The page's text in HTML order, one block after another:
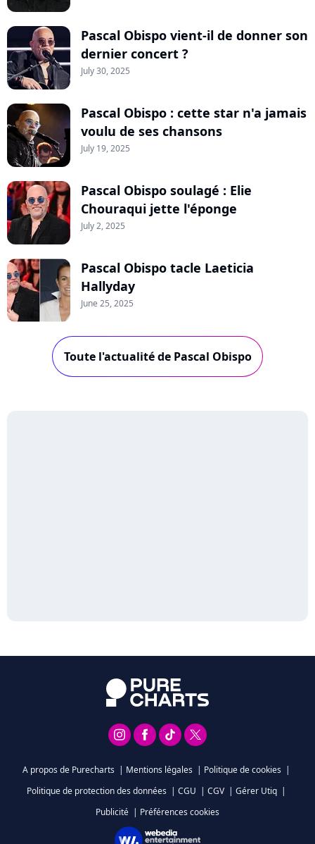
Pascal Obispo vient-il de donner son
dernier concert ?
July 30, 2025
Pascal Obispo : cette star n'a jamais
voulu de ses chansons
July 19, 2025
Pascal Obispo soulagé : Elie
Chouraqui jette l'éponge
July 2, 2025
Pascal Obispo tacle Laeticia
Hallyday
June 25, 2025
Toute l'actualité de Pascal Obispo
A propos de Purecharts | Mentions légales | Politique de cookies |
Politique de protection des données | CGU | CGV | Gérer Utiq |
Publicité | Préférences cookies